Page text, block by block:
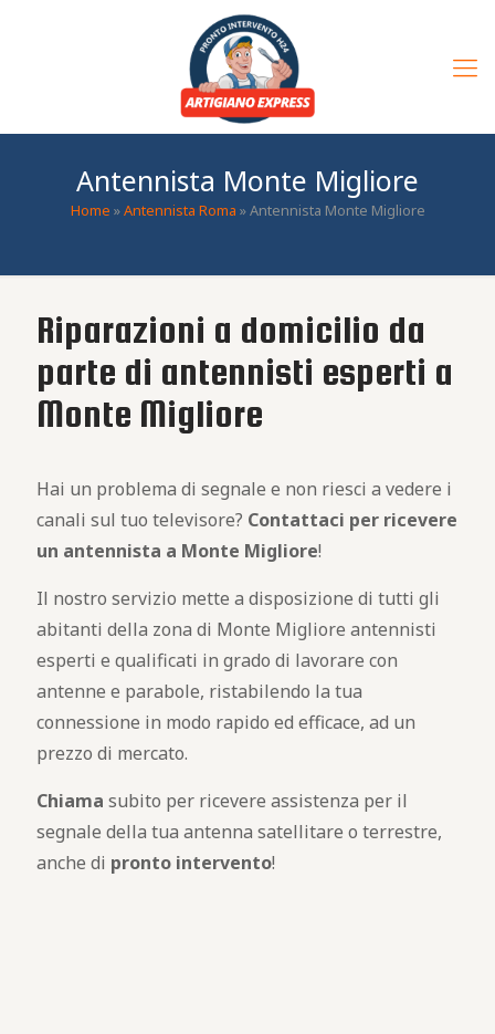
Antennista Monte Migliore
Home »Antennista Roma »Antennista Monte Migliore
Riparazioni a domicilio da
parte di antennisti esperti a
Monte Migliore
Hai un problema di segnale e non riesci a vedere i
canali sul tuo televisore? Contattaci per ricevere
un antennista a Monte Migliore!
Il nostro servizio mette a disposizione di tutti gli
abitanti della zona di Monte Migliore antennisti
esperti e qualificati in grado di lavorare con
antenne e parabole, ristabilendo la tua
connessione in modo rapido ed efficace, ad un
prezzo di mercato.
Chiama subito per ricevere assistenza per il
segnale della tua antenna satellitare o terrestre,
anche di pronto intervento!